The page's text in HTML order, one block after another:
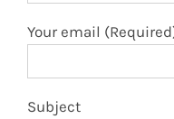
Your email
Subject